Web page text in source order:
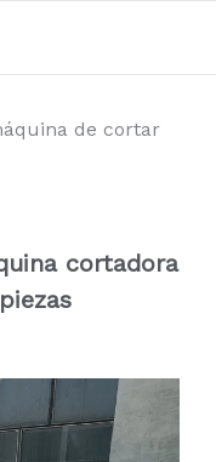
de cortar
cortadora